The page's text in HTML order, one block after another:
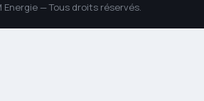
Energie — Tous droits réservés.